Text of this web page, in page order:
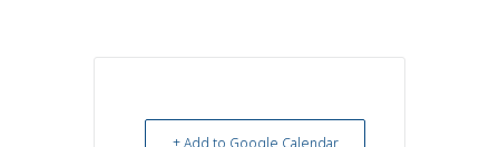
+ Add to Google Calendar